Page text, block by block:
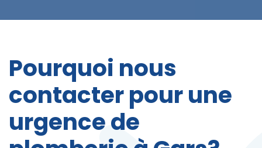
Pourquoi nous
contacter pour une
urgence de